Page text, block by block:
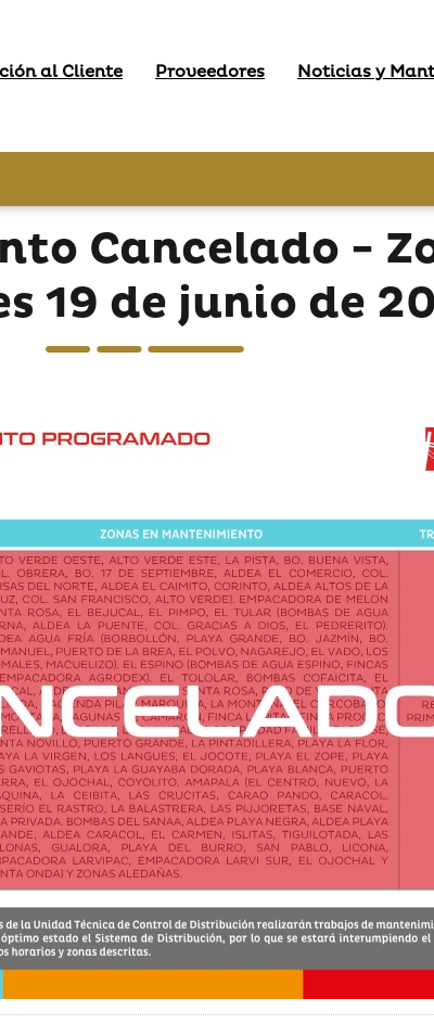
al Cliente Proveedores Noticias y
Cancelado -
19 de junio de